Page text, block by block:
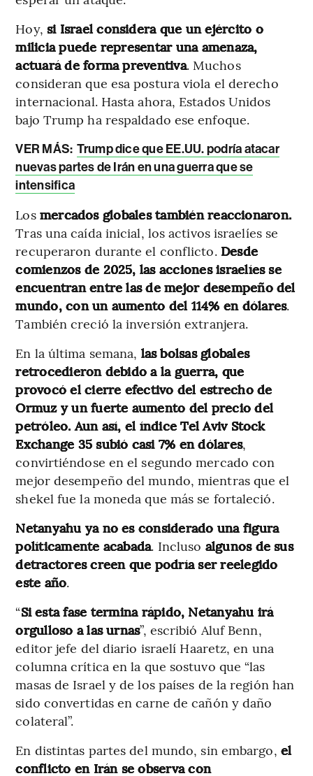
Hoy, si Israel considera que un ejército o
milicia puede representar una amenaza,
actuará de forma preventiva. Muchos
consideran que esa postura viola el derecho
internacional. Hasta ahora, Estados Unidos
bajo Trump ha respaldado ese enfoque.
VER MÁS: Trump dice que EE.UU. podría atacar
nuevas partes de Irán en una guerra que se
intensifica
Los mercados globales también reaccionaron.
Tras una caída inicial, los activos israelíes se
recuperaron durante el conflicto. Desde
comienzos de 2025, las acciones israelíes se
encuentran entre las de mejor desempeño del
mundo, con un aumento del 114% en dólares.
También creció la inversión extranjera.
En la última semana, las bolsas globales
retrocedieron debido a la guerra, que
provocó el cierre efectivo del estrecho de
Ormuz y un fuerte aumento del precio del
petróleo. Aun así, el índice Tel Aviv Stock
Exchange 35 subió casi 7% en dólares,
convirtiéndose en el segundo mercado con
mejor desempeño del mundo, mientras que el
shekel fue la moneda que más se fortaleció.
Netanyahu ya no es considerado una figura
políticamente acabada. Incluso algunos de sus
detractores creen que podría ser reelegido
este año.
“Si esta fase termina rápido, Netanyahu irá
orgulloso a las urnas”, escribió Aluf Benn,
editor jefe del diario israelí Haaretz, en una
columna crítica en la que sostuvo que “las
masas de Israel y de los países de la región han
sido convertidas en carne de cañón y daño
colateral”.
En distintas partes del mundo, sin embargo, el
conflicto en Irán se observa con